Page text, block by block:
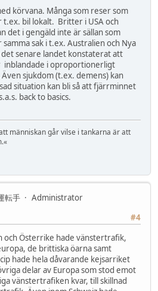
körvana. Många som reser som
bil lokalt. Britter i USA och
det i gengäld inte är sällan som
sak i t.ex. Australien och Nya
senare landet konstaterat att
i oproportionerligt
sjukdom (t.ex. demens) kan
situation kan bli så att fjärrminnet
back to basics.
människan går vilse i tankarna är att
転手
Administrator
#4
och Österrike hade vänstertrafik,
de brittiska öarna samt
hade hela dåvarande kejsarriket
delar av Europa som stod emot
vänstertrafiken kvar, till skillnad